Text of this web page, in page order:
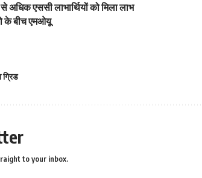
अधिक एससी लाभार्थियों को मिला लाभ
के बीच एमओयू
ग्रिड
to your inbox.